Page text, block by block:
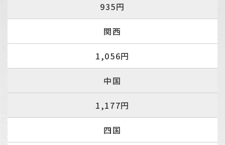
935円
関西
1,056円
中国
1,177円
四国